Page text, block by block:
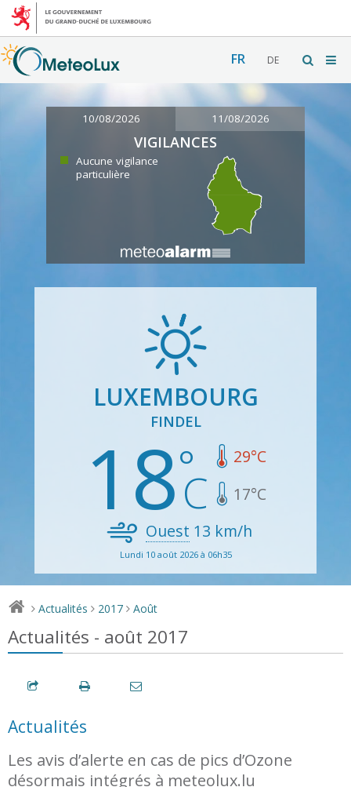
FR DE
10/08/2026 11/08/2026
VIGILANCES
Aucune vigilance
particulière
LUXEMBOURG
FINDEL
18 29°C
17°C
Ouest 13 km/h
Lundi 10 août 2026 à 06h35
> Actualités > 2017 > Août
Actualités - août 2017
Actualités
Les avis d’alerte en cas de pics d’Ozone
désormais intégrés à meteolux.lu